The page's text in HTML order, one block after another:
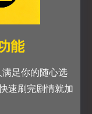
能
足你的随心选
速刷完剧情就加